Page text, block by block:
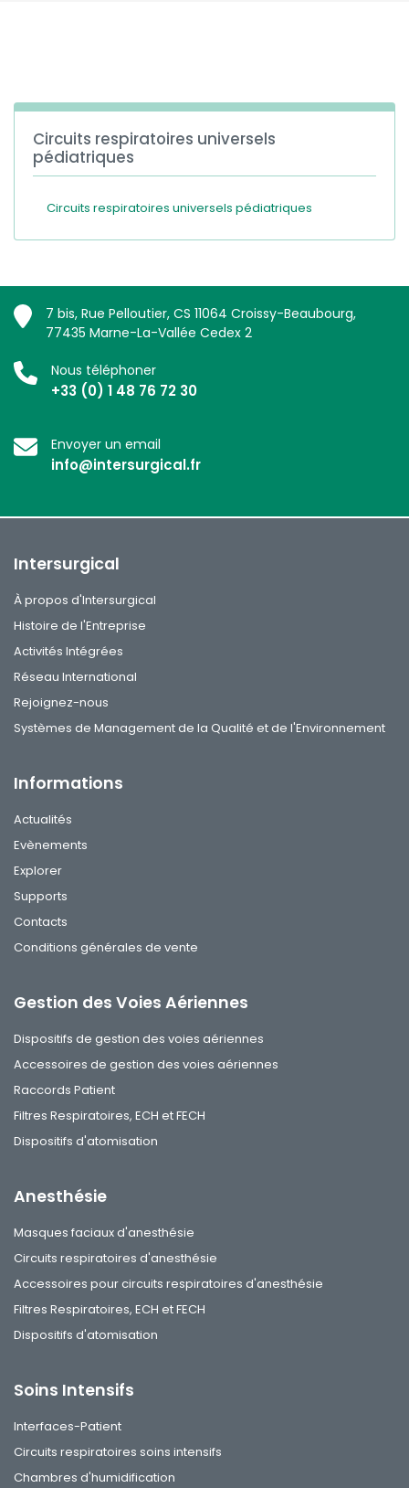
Circuits respiratoires universels
pédiatriques
Circuits respiratoires universels pédiatriques
7 bis, Rue Pelloutier, CS 11064 Croissy-Beaubourg,
77435 Marne-La-Vallée Cedex 2
Nous téléphoner
+33 (0) 1 48 76 72 30
Envoyer un email
info@intersurgical.fr
Intersurgical
À propos d'Intersurgical
Histoire de l'Entreprise
Activités Intégrées
Réseau International
Rejoignez-nous
Systèmes de Management de la Qualité et de l'Environnement
Informations
Actualités
Evènements
Explorer
Supports
Contacts
Conditions générales de vente
Gestion des Voies Aériennes
Dispositifs de gestion des voies aériennes
Accessoires de gestion des voies aériennes
Raccords Patient
Filtres Respiratoires, ECH et FECH
Dispositifs d'atomisation
Anesthésie
Masques faciaux d'anesthésie
Circuits respiratoires d'anesthésie
Accessoires pour circuits respiratoires d'anesthésie
Filtres Respiratoires, ECH et FECH
Dispositifs d'atomisation
Soins Intensifs
Interfaces-Patient
Circuits respiratoires soins intensifs
Chambres d'humidification